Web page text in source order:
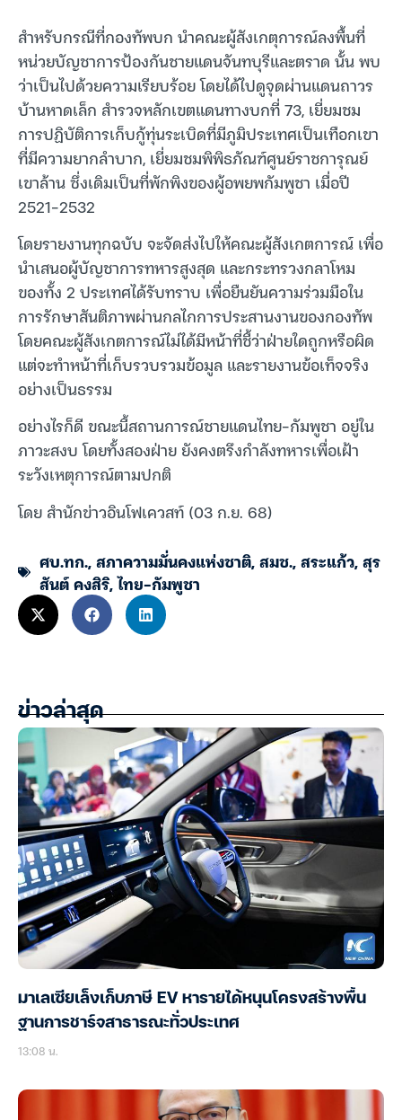
สำหรับกรณีที่กองทัพบก นำคณะผู้สังเกตุการณ์ลงพื้นที่
หน่วยบัญชาการป้องกันชายแดนจันทบุรีและตราด นั้น พบ
ว่าเป็นไปด้วยความเรียบร้อย โดยได้ไปดูจุดผ่านแดนถาวร
บ้านหาดเล็ก สำรวจหลักเขตแดนทางบกที่ 73, เยี่ยมชม
การปฏิบัติการเก็บกู้ทุ่นระเบิดที่มีภูมิประเทศเป็นเทือกเขา
ที่มีความยากลำบาก, เยี่ยมชมพิพิธภัณฑ์ศูนย์ราชการุณย์
เขาล้าน ซึ่งเดิมเป็นที่พักพิงของผู้อพยพกัมพูชา เมื่อปี
2521-2532
โดยรายงานทุกฉบับ จะจัดส่งไปให้คณะผู้สังเกตการณ์ เพื่อ
นำเสนอผู้บัญชาการทหารสูงสุด และกระทรวงกลาโหม
ของทั้ง 2 ประเทศได้รับทราบ เพื่อยืนยันความร่วมมือใน
การรักษาสันติภาพผ่านกลไกการประสานงานของกองทัพ
โดยคณะผู้สังเกตการณ์ไม่ได้มีหน้าที่ชี้ว่าฝ่ายใดถูกหรือผิด
แต่จะทำหน้าที่เก็บรวบรวมข้อมูล และรายงานข้อเท็จจริง
อย่างเป็นธรรม
อย่างไรก็ดี ขณะนี้สถานการณ์ชายแดนไทย-กัมพูชา อยู่ใน
ภาวะสงบ โดยทั้งสองฝ่าย ยังคงตรึงกำลังทหารเพื่อเฝ้า
ระวังเหตุการณ์ตามปกติ
โดย สำนักข่าวอินโฟเควสท์ (03 ก.ย. 68)
ศบ.ทก.,สภาความมั่นคงแห่งชาติ,สมช.,สระแก้ว,สุร
สันต์ คงสิริ,ไทย-กัมพูชา
ข่าวล่าสุด
มาเลเซียเล็งเก็บภาษี EV หารายได้หนุนโครงสร้างพื้น
ฐานการชาร์จสาธารณะทั่วประเทศ
13:08 น.